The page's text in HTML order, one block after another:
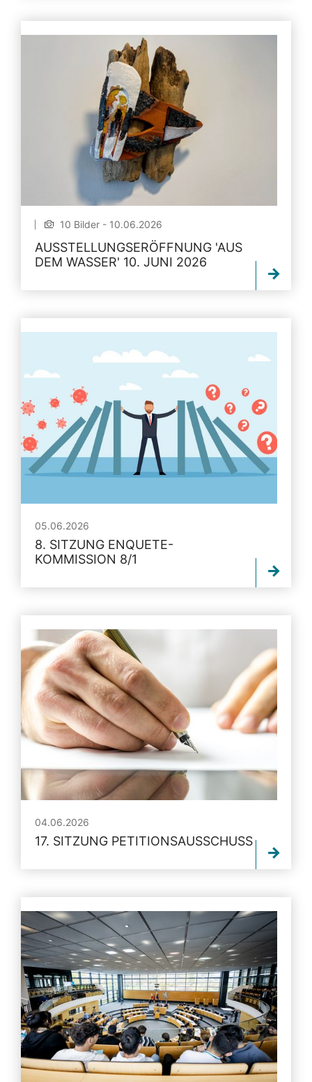
10 Bilder - 10.06.2026
AUSSTELLUNGSERÖFFNUNG 'AUS
DEM WASSER' 10. JUNI 2026
05.06.2026
8. SITZUNG ENQUETE-
KOMMISSION 8/1
04.06.2026
17. SITZUNG PETITIONSAUSSCHUSS